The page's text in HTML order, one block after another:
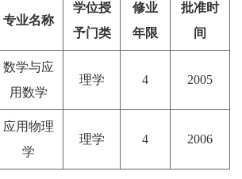
专业名称
学位授
予门类
修业
年限
批准时
间
数学与应
用数学
理学 4 2005
应用物理
学
理学 4 2006